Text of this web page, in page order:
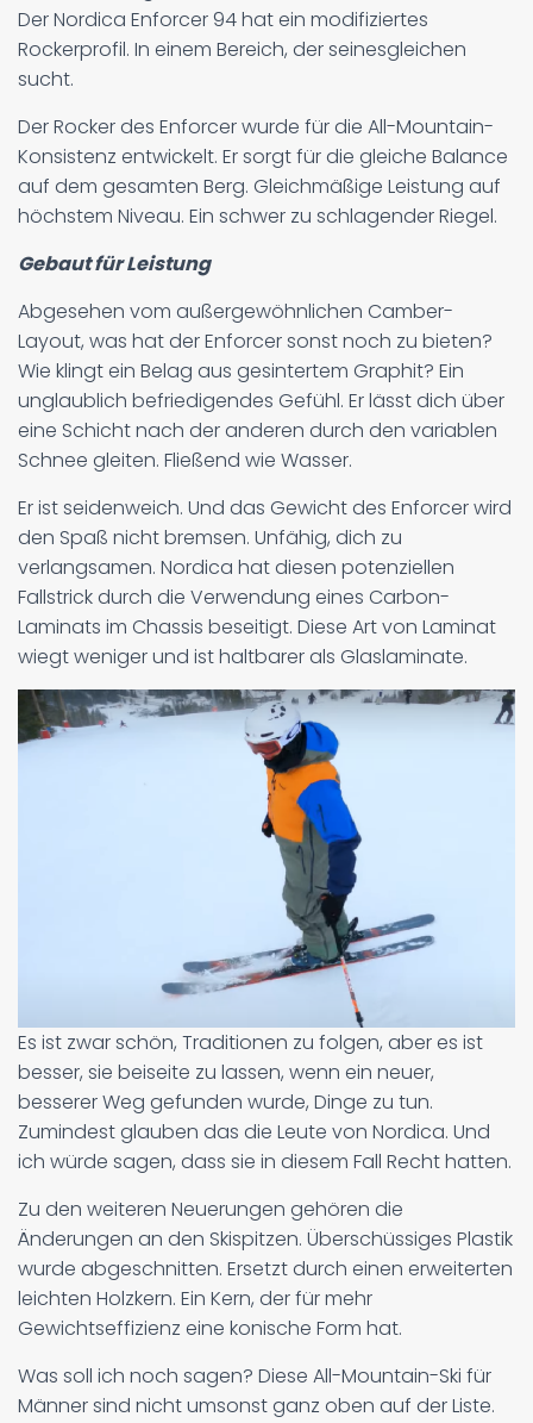
Der Nordica Enforcer 94 hat ein modifiziertes
Rockerprofil. In einem Bereich, der seinesgleichen
sucht.
Der Rocker des Enforcer wurde für die All-Mountain-
Konsistenz entwickelt. Er sorgt für die gleiche Balance
auf dem gesamten Berg. Gleichmäßige Leistung auf
höchstem Niveau. Ein schwer zu schlagender Riegel.
Gebaut für Leistung
Abgesehen vom außergewöhnlichen Camber-
Layout, was hat der Enforcer sonst noch zu bieten?
Wie klingt ein Belag aus gesintertem Graphit? Ein
unglaublich befriedigendes Gefühl. Er lässt dich über
eine Schicht nach der anderen durch den variablen
Schnee gleiten. Fließend wie Wasser.
Er ist seidenweich. Und das Gewicht des Enforcer wird
den Spaß nicht bremsen. Unfähig, dich zu
verlangsamen. Nordica hat diesen potenziellen
Fallstrick durch die Verwendung eines Carbon-
Laminats im Chassis beseitigt. Diese Art von Laminat
wiegt weniger und ist haltbarer als Glaslaminate.
Es ist zwar schön, Traditionen zu folgen, aber es ist
besser, sie beiseite zu lassen, wenn ein neuer,
besserer Weg gefunden wurde, Dinge zu tun.
Zumindest glauben das die Leute von Nordica. Und
ich würde sagen, dass sie in diesem Fall Recht hatten.
Zu den weiteren Neuerungen gehören die
Änderungen an den Skispitzen. Überschüssiges Plastik
wurde abgeschnitten. Ersetzt durch einen erweiterten
leichten Holzkern. Ein Kern, der für mehr
Gewichtseffizienz eine konische Form hat.
Was soll ich noch sagen? Diese All-Mountain-Ski für
Männer sind nicht umsonst ganz oben auf der Liste.